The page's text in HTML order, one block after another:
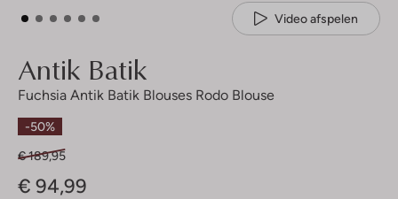
Video afspelen
Antik Batik
Fuchsia Antik Batik Blouses Rodo Blouse
-50%
€ 189,95
€ 94,99